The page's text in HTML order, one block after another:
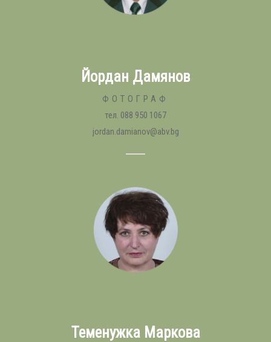
Йордан Дамянов
ФОТОГРАФ
тел. 088 950 1067
jordan.damianov@abv.bg
Теменужка Маркова